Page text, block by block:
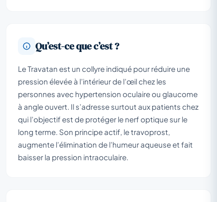
Qu’est-ce que c’est ?
Le Travatan est un collyre indiqué pour réduire une
pression élevée à l’intérieur de l’œil chez les
personnes avec hypertension oculaire ou glaucome
à angle ouvert. Il s’adresse surtout aux patients chez
qui l’objectif est de protéger le nerf optique sur le
long terme. Son principe actif, le travoprost,
augmente l’élimination de l’humeur aqueuse et fait
baisser la pression intraoculaire.